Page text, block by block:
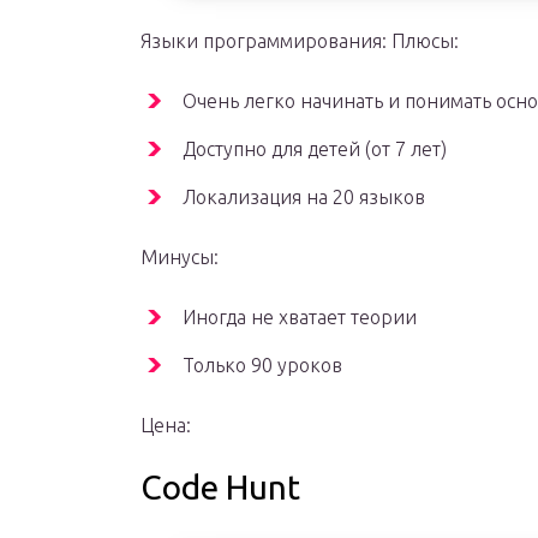
Языки программирования: Плюсы:
Очень легко начинать и понимать
Доступно для детей (от 7 лет)
Локализация на 20 языков
Минусы:
Иногда не хватает теории
Только 90 уроков
Цена:
Code Hunt